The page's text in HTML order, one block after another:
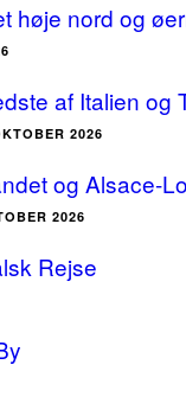
høje nord og
af Italien og
2026
og Alsace-
2026
Rejse